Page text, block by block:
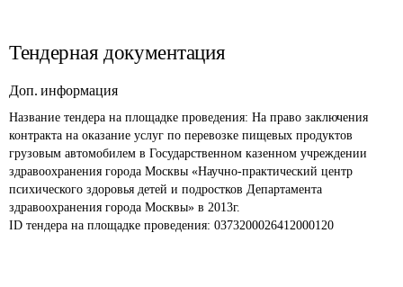
Тендерная документация
Доп. информация
Название тендера на площадке проведения: На право заключения
контракта на оказание услуг по перевозке пищевых продуктов
грузовым автомобилем в Государственном казенном учреждении
здравоохранения города Москвы «Научно-практический центр
психического здоровья детей и подростков Департамента
здравоохранения города Москвы» в 2013г.
ID тендера на площадке проведения: 0373200026412000120